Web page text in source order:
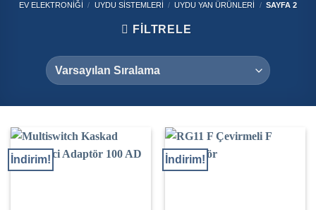
EV ELEKTRONIĞI / UYDU SISTEMLERI / UYDU YAN ÜRÜNLERI / SAYFA 2
FILTRELE
İndirim! İndirim!